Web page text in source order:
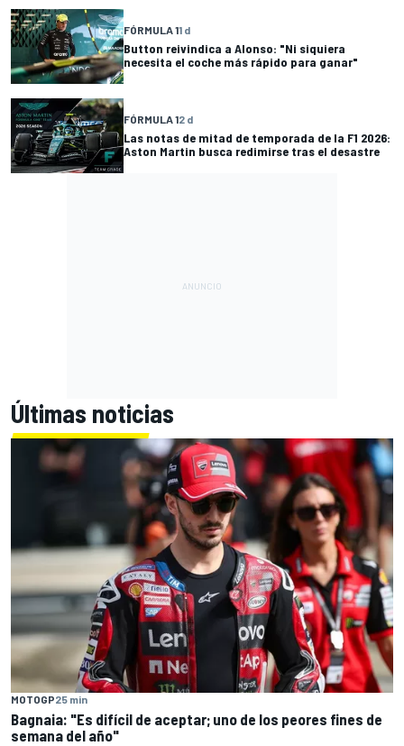
FÓRMULA 11 d
Button reivindica a Alonso: "Ni siquiera
necesita el coche más rápido para ganar"
FÓRMULA 12 d
Las notas de mitad de temporada de la F1 2026:
Aston Martin busca redimirse tras el desastre
Últimas noticias
MOTOGP25 min
Bagnaia: "Es difícil de aceptar; uno de los peores fines de
semana del año"